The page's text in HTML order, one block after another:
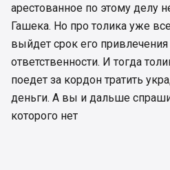
арестованное по этому делу
Гашека. Но про толика уже
выйдет срок его
ответственности. И тогда
поедет за кордон тратить
деньги. А вы и дальше
которого нет